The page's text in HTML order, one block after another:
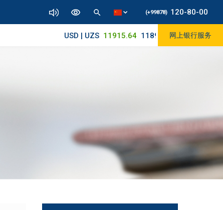
(+99878) 120-80-00
USD | UZS 11915.64 11890/12010网上银行服务